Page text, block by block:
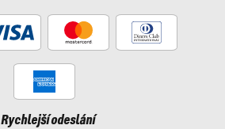
Rychlejší odeslání